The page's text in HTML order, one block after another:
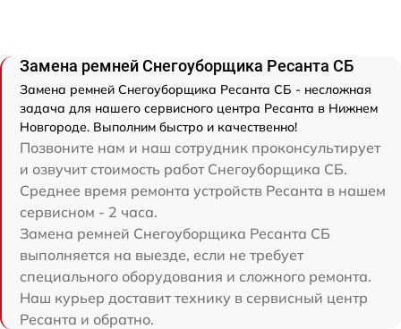
Замена ремней Снегоуборщика Ресанта СБ
Замена ремней Снегоуборщика Ресанта СБ - несложная
задача для нашего сервисного центра Ресанта в Нижнем
Новгороде. Выполним быстро и качественно!
Позвоните нам и наш сотрудник проконсультирует
и озвучит стоимость работ Снегоуборщика СБ.
Среднее время ремонта устройств Ресанта в нашем
сервисном - 2 часа.
Замена ремней Снегоуборщика Ресанта СБ
выполняется на выезде, если не требует
специального оборудования и сложного ремонта.
Наш курьер доставит технику в сервисный центр
Ресанта и обратно.